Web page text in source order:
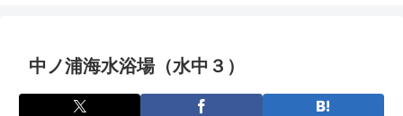
中ノ浦海水浴場（水中３）